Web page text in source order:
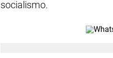
socialismo.